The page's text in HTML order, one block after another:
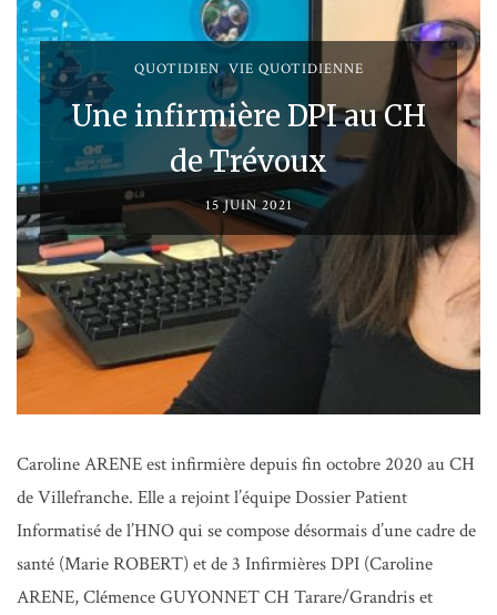
QUOTIDIEN,VIE QUOTIDIENNE
Une infirmière DPI au CH
de Trévoux
15 JUIN 2021
Caroline ARENE est infirmière depuis fin octobre 2020 au CH
de Villefranche. Elle a rejoint l’équipe Dossier Patient
Informatisé de l’HNO qui se compose désormais d’une cadre de
santé (Marie ROBERT) et de 3 Infirmières DPI (Caroline
ARENE, Clémence GUYONNET CH Tarare/Grandris et